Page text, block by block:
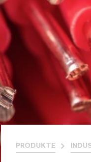
PRODUKTE